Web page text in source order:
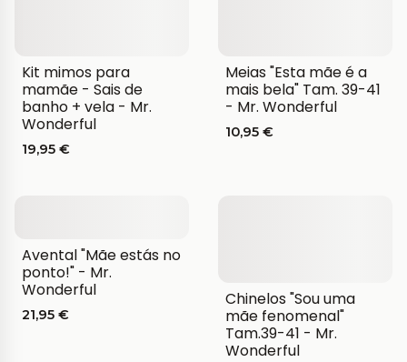
Kit mimos para
mamãe - Sais de
banho + vela - Mr.
Wonderful
19,95 €
Meias "Esta mãe é a
mais bela" Tam. 39-41
- Mr. Wonderful
10,95 €
Avental "Mãe estás no
ponto!" - Mr.
Wonderful
21,95 €
Chinelos "Sou uma
mãe fenomenal"
Tam.39-41 - Mr.
Wonderful